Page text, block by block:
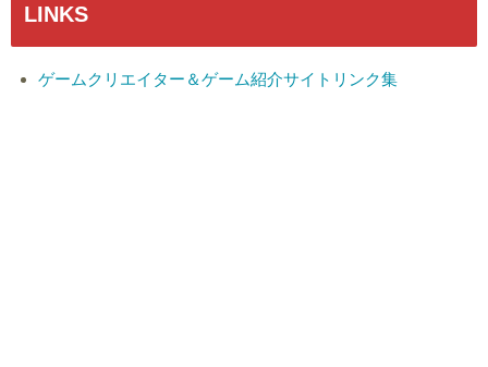
LINKS
ゲームクリエイター＆ゲーム紹介サイトリンク集